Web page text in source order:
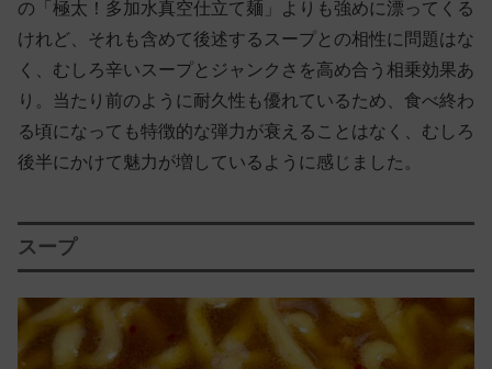
の「極太！多加水真空仕立て麺」よりも強めに漂ってくる
けれど、それも含めて後述するスープとの相性に問題はな
く、むしろ辛いスープとジャンクさを高め合う相乗効果あ
り。当たり前のように耐久性も優れているため、食べ終わ
る頃になっても特徴的な弾力が衰えることはなく、むしろ
後半にかけて魅力が増しているように感じました。
スープ